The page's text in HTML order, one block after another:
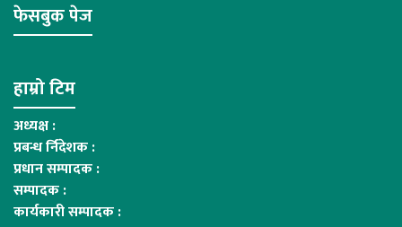
फेसबुक पेज
हाम्रो टिम
अध्यक्ष :
प्रबन्ध र्निदेशक :
प्रधान सम्पादक :
सम्पादक :
कार्यकारी सम्पादक :